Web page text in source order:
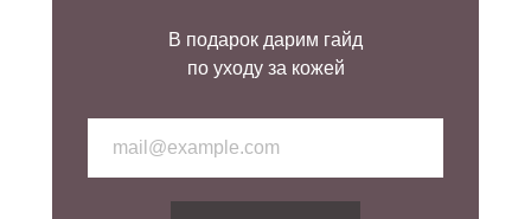
В подарок дарим гайд
по уходу за кожей